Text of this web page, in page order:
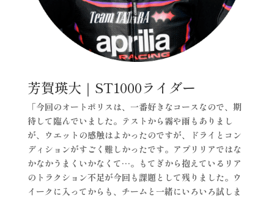
芳賀瑛大｜ST1000ライダー
「今回のオートポリスは、一番好きなコースなので、期
待して臨んでいました。テストから霧や雨もありまし
が、ウエットの感触はよかったのですが、ドライとコン
ディションがすごく難しかったです。アプリリアではな
かなかうまくいかなくて…。もてぎから抱えているリア
のトラクション不足が今回も課題として残りました。ウ
イークに入ってからも、チームと一緒にいろいろ試しま